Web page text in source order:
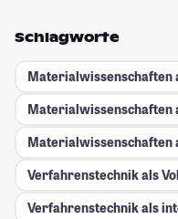
Schlagworte
Materialwissenschaften
Materialwissenschaften
Materialwissenschaften
Verfahrenstechnik als
Verfahrenstechnik als